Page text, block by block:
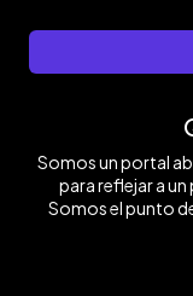
Somos un portal
para reflejar a un
Somos el punto